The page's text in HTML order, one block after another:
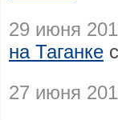
29 июня
на Таганке
27 июня